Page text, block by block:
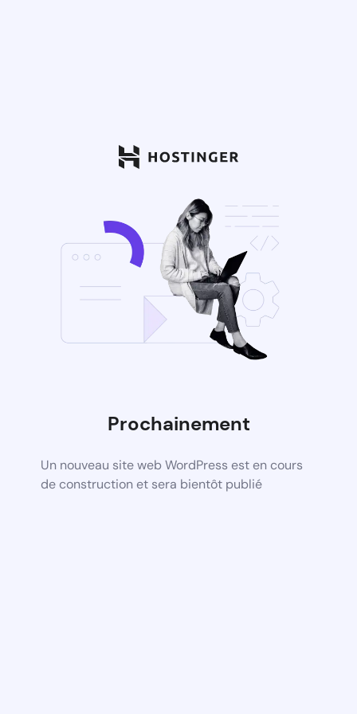
Prochainement
Un nouveau site web WordPress est en cours
de construction et sera bientôt publié